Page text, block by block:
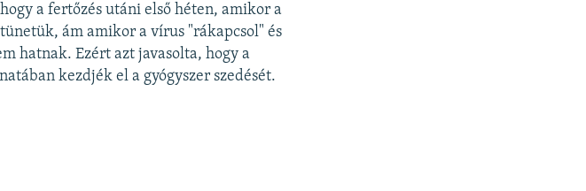
a fertőzés utáni első héten, amikor a
ám amikor a vírus "rákapcsol" és
hatnak. Ezért azt javasolta, hogy a
kezdjék el a gyógyszer szedését.